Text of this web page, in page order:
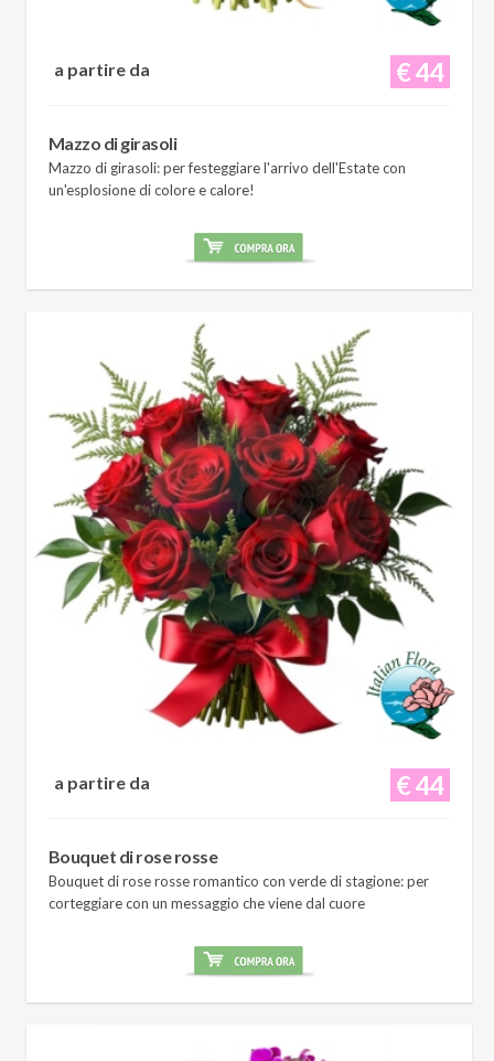
€ 44
a partire da
Mazzo di girasoli
Mazzo di girasoli: per festeggiare l'arrivo dell'Estate con
un'esplosione di colore e calore!
€ 44
a partire da
Bouquet di rose rosse
Bouquet di rose rosse romantico con verde di stagione: per
corteggiare con un messaggio che viene dal cuore